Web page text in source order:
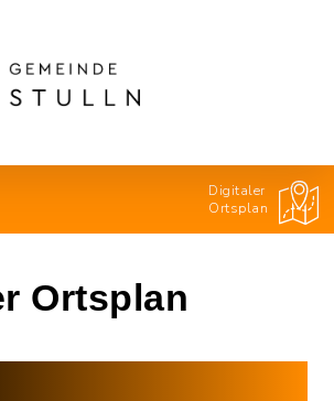
Digitaler
Ortsplan
Ortsplan